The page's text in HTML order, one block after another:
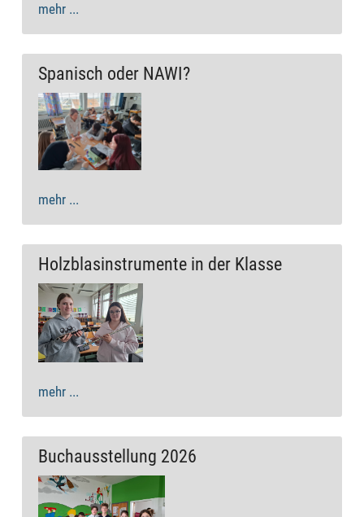
mehr ...
Spanisch oder NAWI?
mehr ...
Holzblasinstrumente in der Klasse
mehr ...
Buchausstellung 2026